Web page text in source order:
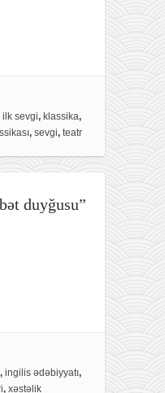
ilk sevgi, klassika,
, sevgi, teatr
duyğusu”
, ingilis ədəbiyyatı,
, xəstəlik